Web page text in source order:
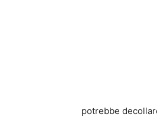
potrebbe